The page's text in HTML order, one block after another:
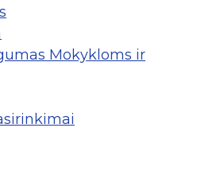
Mokykloms ir